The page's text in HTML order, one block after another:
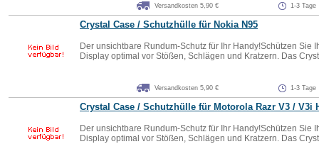
Versandkosten 5,90 € 1-3 Tage
Crystal Case / Schutzhülle für Nokia N95
Der unsichtbare Rundum-Schutz für Ihr Handy!Schützen Sie
Display optimal vor Stößen, Schlägen und Kratzern. Das
Versandkosten 5,90 € 1-3 Tage
Crystal Case / Schutzhülle für Motorola Razr V3 / V3i
Der unsichtbare Rundum-Schutz für Ihr Handy!Schützen Sie
Display optimal vor Stößen, Schlägen und Kratzern. Das